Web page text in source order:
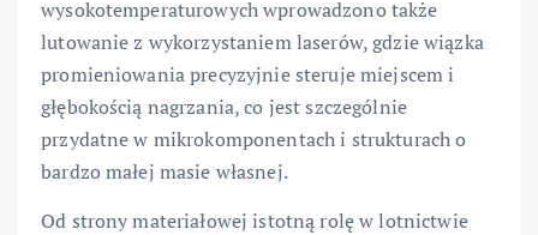
wysokotemperaturowych wprowadzono także
lutowanie z wykorzystaniem laserów, gdzie wiązka
promieniowania precyzyjnie steruje miejscem i
głębokością nagrzania, co jest szczególnie
przydatne w mikrokomponentach i strukturach o
bardzo małej masie własnej.
Od strony materiałowej istotną rolę w lotnictwie